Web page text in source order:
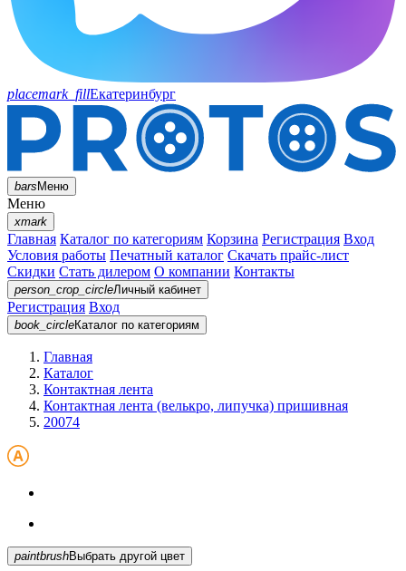
placemark_fillЕкатеринбург
barsМеню
Меню
xmark
Главная Каталог по категориям Корзина Регистрация Вход
Условия работы Печатный каталог Скачать прайс-лист
Скидки Стать дилером О компании Контакты
person_crop_circleЛичный кабинет
Регистрация Вход
book_circleКаталог по категориям
Главная
Каталог
Контактная лента
Контактная лента (велькро, липучка) пришивная
20074
paintbrush Выбрать другой цвет